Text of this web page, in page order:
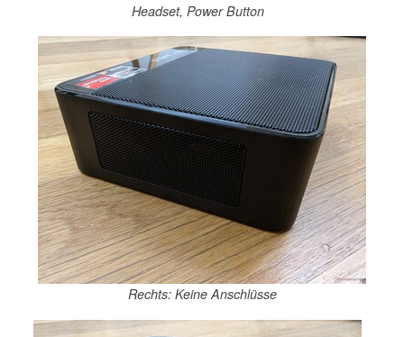
Headset, Power Button
Rechts: Keine Anschlüsse